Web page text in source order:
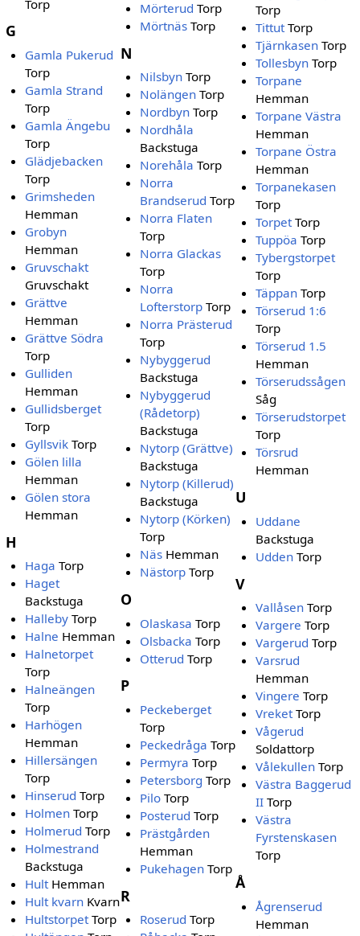
Torp
G
Gamla Pukerud
Torp
Gamla Strand
Torp
Gamla Ängebu
Torp
Glädjebacken
Torp
Grimsheden
Hemman
Grobyn
Hemman
Gruvschakt
Gruvschakt
Grättve
Hemman
Grättve Södra
Torp
Gulliden
Hemman
Gullidsberget
Torp
Gyllsvik Torp
Gölen lilla
Hemman
Gölen stora
Hemman
H
Haga Torp
Haget
Backstuga
Halleby Torp
Halne Hemman
Halnetorpet
Torp
Halneängen
Torp
Harhögen
Hemman
Hillersängen
Torp
Hinserud Torp
Holmen Torp
Holmerud Torp
Holmestrand
Backstuga
HultHemman
Hult kvarn Kvarn
HultstorpetTorp
Mörterud Torp
Mörtnäs Torp
N
Nilsbyn Torp
Nolängen Torp
Nordbyn Torp
Nordhåla
Backstuga
Norehåla Torp
Norra
Brandserud Torp
Norra Flaten
Torp
Norra Glackas
Torp
Norra
Lofterstorp Torp
Norra Prästerud
Torp
Nybyggerud
Backstuga
Nybyggerud
(Rådetorp)
Backstuga
Nytorp (Grättve)
Backstuga
Nytorp (Killerud)
Backstuga
Nytorp (Körken)
Torp
Näs Hemman
Nästorp Torp
O
Olaskasa Torp
Olsbacka Torp
Otterud Torp
P
Peckeberget
Torp
Peckedråga Torp
Permyra Torp
Petersborg Torp
Pilo Torp
Posterud Torp
Prästgården
Hemman
Pukehagen Torp
R
Roserud Torp
Torp
TittutTorp
TjärnkasenTorp
TollesbynTorp
Torpane
Hemman
Torpane Västra
Hemman
Torpane Östra
Hemman
Torpanekasen
Torp
TorpetTorp
Tuppöa Torp
Tybergstorpet
Torp
TäppanTorp
Törserud 1:6
Torp
Törserud 1.5
Hemman
Törserudssågen
Såg
Törserudstorpet
Torp
Törsrud
Hemman
U
Uddane
Backstuga
UddenTorp
V
VallåsenTorp
Vargere Torp
Vargerud Torp
Varsrud
Hemman
Vingere Torp
VreketTorp
Vågerud
Soldattorp
VålekullenTorp
Västra Baggerud
IITorp
Västra
Fyrstenskasen
Torp
Å
Ågrenserud
Hemman